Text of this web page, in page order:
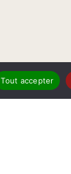
Tout accepter